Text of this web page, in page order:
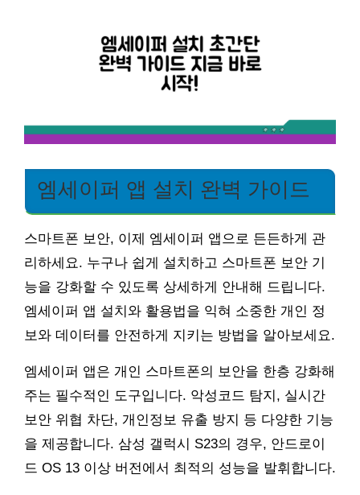
엠세이퍼 앱 설치 완벽 가이드
스마트폰 보안, 이제 엠세이퍼 앱으로 든든하게 관
리하세요. 누구나 쉽게 설치하고 스마트폰 보안 기
능을 강화할 수 있도록 상세하게 안내해 드립니다.
엠세이퍼 앱 설치와 활용법을 익혀 소중한 개인 정
보와 데이터를 안전하게 지키는 방법을 알아보세요.
엠세이퍼 앱은 개인 스마트폰의 보안을 한층 강화해
주는 필수적인 도구입니다. 악성코드 탐지, 실시간
보안 위협 차단, 개인정보 유출 방지 등 다양한 기능
을 제공합니다. 삼성 갤럭시 S23의 경우, 안드로이
드 OS 13 이상 버전에서 최적의 성능을 발휘합니다.